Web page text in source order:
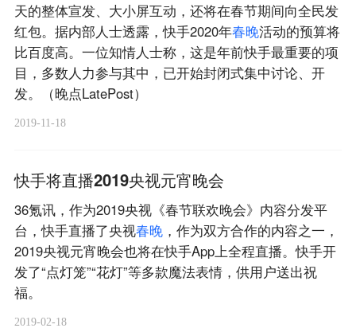
天的整体宣发、大小屏互动，还将在春节期间向全民发
红包。据内部人士透露，快手2020年春晚活动的预算将
比百度高。一位知情人士称，这是年前快手最重要的项
目，多数人力参与其中，已开始封闭式集中讨论、开
发。（晚点LatePost）
2019-11-18
快手将直播2019央视元宵晚会
36氪讯，作为2019央视《春节联欢晚会》内容分发平
台，快手直播了央视春晚，作为双方合作的内容之一，
2019央视元宵晚会也将在快手App上全程直播。快手开
发了“点灯笼”“花灯”等多款魔法表情，供用户送出祝
福。
2019-02-18